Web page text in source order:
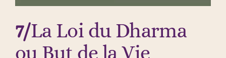
7/La Loi du Dharma
ou But de la Vie